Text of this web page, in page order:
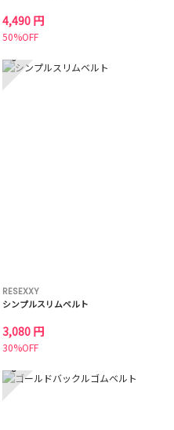
4,490 円
50%OFF
6
RESEXXY
シンプルスリムベルト
3,080 円
30%OFF
8